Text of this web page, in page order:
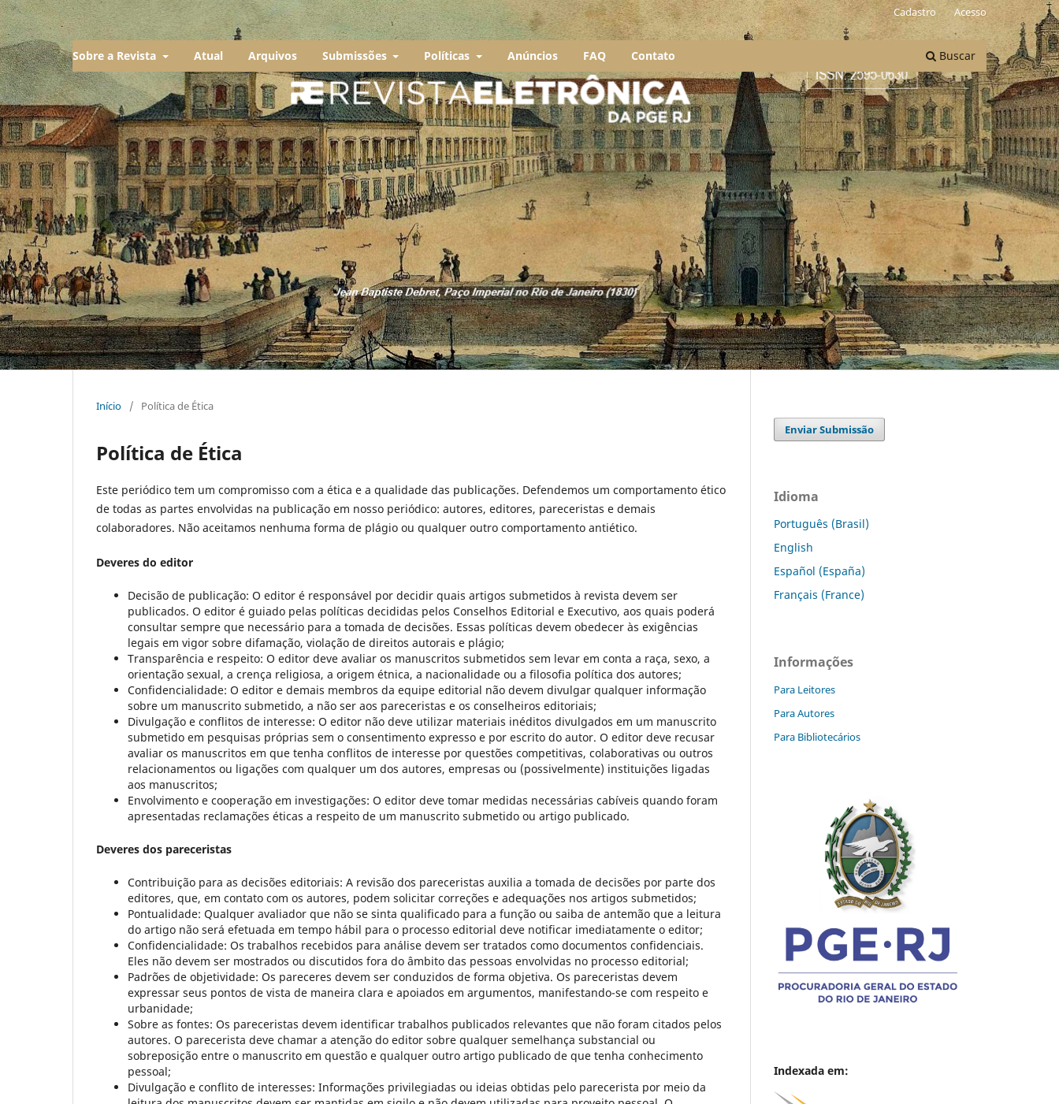
Sobre a Revista Atual Arquivos Submissões Políticas Anúncios FAQ Contato Buscar
Cadastro Acesso
Início / Política de Ética
Política de Ética
Este periódico tem um compromisso com a ética e a qualidade das publicações. Defendemos um comportamento ético
de todas as partes envolvidas na publicação em nosso periódico: autores, editores, pareceristas e demais
colaboradores. Não aceitamos nenhuma forma de plágio ou qualquer outro comportamento antiético.
Deveres do editor
Decisão de publicação: O editor é responsável por decidir quais artigos submetidos à revista devem ser
publicados. O editor é guiado pelas políticas decididas pelos Conselhos Editorial e Executivo, aos quais poderá
consultar sempre que necessário para a tomada de decisões. Essas políticas devem obedecer às exigências
legais em vigor sobre difamação, violação de direitos autorais e plágio;
Transparência e respeito: O editor deve avaliar os manuscritos submetidos sem levar em conta a raça, sexo, a
orientação sexual, a crença religiosa, a origem étnica, a nacionalidade ou a filosofia política dos autores;
Confidencialidade: O editor e demais membros da equipe editorial não devem divulgar qualquer informação
sobre um manuscrito submetido, a não ser aos pareceristas e os conselheiros editoriais;
Divulgação e conflitos de interesse: O editor não deve utilizar materiais inéditos divulgados em um manuscrito
submetido em pesquisas próprias sem o consentimento expresso e por escrito do autor. O editor deve recusar
avaliar os manuscritos em que tenha conflitos de interesse por questões competitivas, colaborativas ou outros
relacionamentos ou ligações com qualquer um dos autores, empresas ou (possivelmente) instituições ligadas
aos manuscritos;
Envolvimento e cooperação em investigações: O editor deve tomar medidas necessárias cabíveis quando foram
apresentadas reclamações éticas a respeito de um manuscrito submetido ou artigo publicado.
Deveres dos pareceristas
Contribuição para as decisões editoriais: A revisão dos pareceristas auxilia a tomada de decisões por parte dos
editores, que, em contato com os autores, podem solicitar correções e adequações nos artigos submetidos;
Pontualidade: Qualquer avaliador que não se sinta qualificado para a função ou saiba de antemão que a leitura
do artigo não será efetuada em tempo hábil para o processo editorial deve notificar imediatamente o editor;
Confidencialidade: Os trabalhos recebidos para análise devem ser tratados como documentos confidenciais.
Eles não devem ser mostrados ou discutidos fora do âmbito das pessoas envolvidas no processo editorial;
Padrões de objetividade: Os pareceres devem ser conduzidos de forma objetiva. Os pareceristas devem
expressar seus pontos de vista de maneira clara e apoiados em argumentos, manifestando-se com respeito e
urbanidade;
Sobre as fontes: Os pareceristas devem identificar trabalhos publicados relevantes que não foram citados pelos
autores. O parecerista deve chamar a atenção do editor sobre qualquer semelhança substancial ou
sobreposição entre o manuscrito em questão e qualquer outro artigo publicado de que tenha conhecimento
pessoal;
Divulgação e conflito de interesses: Informações privilegiadas ou ideias obtidas pelo parecerista por meio da
Enviar Submissão
Idioma
Português (Brasil)
English
Español (España)
Français (France)
Informações
Para Leitores
Para Autores
Para Bibliotecários
Indexada em: